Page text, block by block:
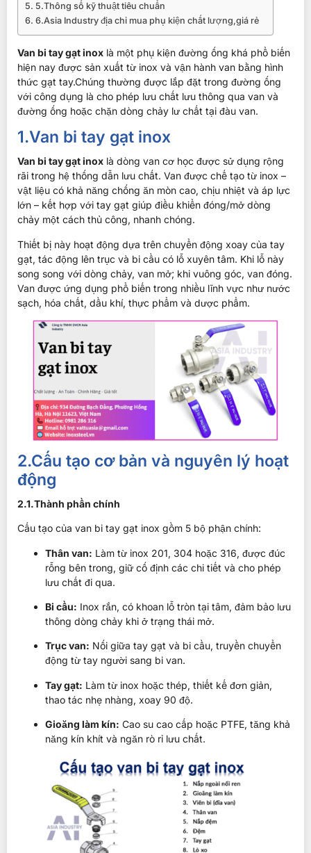
5.Thông số kỹ thuật tiêu chuẩn
6.Asia Industry địa chỉ mua phụ kiện chất lượng,giá rẻ
Van bi tay gạt inox là một phụ kiện đường ống khá phổ biến
hiện nay được sản xuất từ inox và vận hành van bằng hình
thức gạt tay.Chúng thường được lắp đặt trong đường ống
với công dụng là cho phép lưu chất lưu thông qua van và
đường ống hoặc chặn dòng chảy lư chất tại đàu van.
1.Van bi tay gạt inox
Van bi tay gạt inox là dòng van cơ học được sử dụng rộng
rãi trong hệ thống dẫn lưu chất. Van được chế tạo từ inox –
vật liệu có khả năng chống ăn mòn cao, chịu nhiệt và áp lực
lớn – kết hợp với tay gạt giúp điều khiển đóng/mở dòng
chảy một cách thủ công, nhanh chóng.
Thiết bị này hoạt động dựa trên chuyển động xoay của tay
gạt, tác động lên trục và bi cầu có lỗ xuyên tâm. Khi lỗ này
song song với dòng chảy, van mở; khi vuông góc, van đóng.
Van được ứng dụng phổ biến trong nhiều lĩnh vực như nước
sạch, hóa chất, dầu khí, thực phẩm và dược phẩm.
2.Cấu tạo cơ bản và nguyên lý hoạt
động
2.1.Thành phần chính
Cấu tạo của van bi tay gạt inox gồm 5 bộ phận chính:
Thân van: Làm từ inox 201, 304 hoặc 316, được đúc
rỗng bên trong, giữ cố định các chi tiết và cho phép
lưu chất đi qua.
Bi cầu: Inox rắn, có khoan lỗ tròn tại tâm, đảm bảo lưu
thông dòng chảy khi ở trạng thái mở.
Trục van: Nối giữa tay gạt và bi cầu, truyền chuyển
động từ tay người sang bi van.
Tay gạt: Làm từ inox hoặc thép, thiết kế đơn giản,
thao tác nhẹ nhàng, xoay 90 độ.
Gioăng làm kín: Cao su cao cấp hoặc PTFE, tăng khả
năng kín khít và ngăn rò rỉ lưu chất.